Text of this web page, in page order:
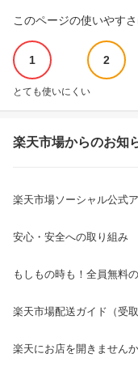
このページの使いやす
1 2
とても使いにくい
楽天市場からのお知
楽天市場ソーシャル公式
安心・安全への取り組み
もしもの時も！全員無料
楽天市場配送ガイド（受取
楽天にお店を開きません